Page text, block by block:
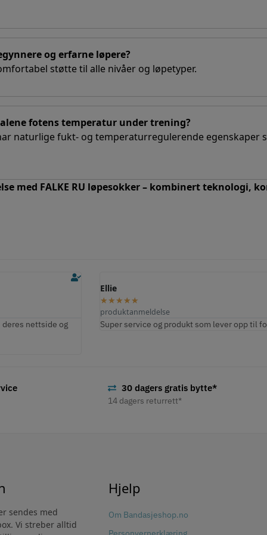
og erfarne løpere?
støtte til alle nivåer og løpetyper.
fotens temperatur under trening?
naturlige fukt- og temperaturregulerende egenskaper
med FALKE RU løpesokker – kombinert teknologi,
nettside og
Hans
★★★★
produktanmeldelse
Her har fått en fin service.
Ellie
★ ★ ★ ★ ★
produktanmeldelse
Super service og produkt som lever opp til
30 dagers gratis bytte*
14 dagers returrett*
sendes med
Vi streber alltid
Hjelp
Om Bandasjeshop.no